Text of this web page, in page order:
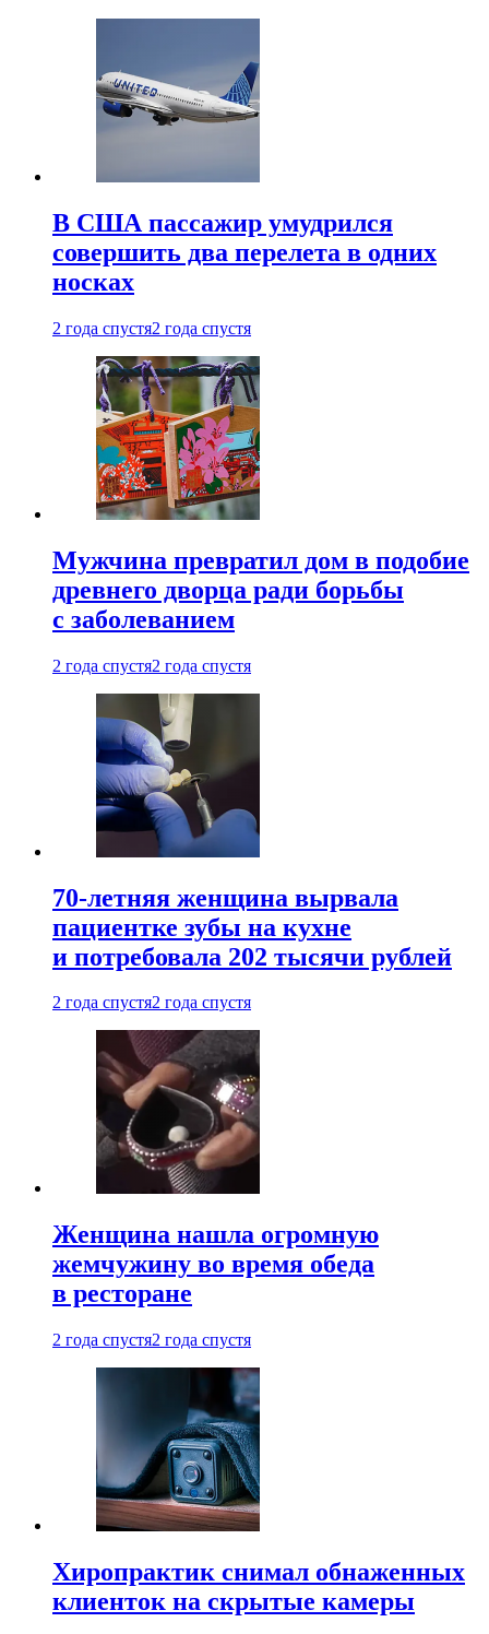
В США пассажир умудрился
совершить два перелета в одних
носках
2 года спустя2 года спустя
Мужчина превратил дом в подобие
древнего дворца ради борьбы
с заболеванием
2 года спустя2 года спустя
70-летняя женщина вырвала
пациентке зубы на кухне
и потребовала 202 тысячи рублей
2 года спустя2 года спустя
Женщина нашла огромную
жемчужину во время обеда
в ресторане
2 года спустя2 года спустя
Хиропрактик снимал обнаженных
клиенток на скрытые камеры